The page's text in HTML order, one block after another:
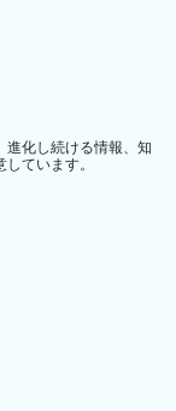
進化し続ける情報、知
ています。